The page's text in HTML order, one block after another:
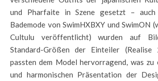
und Pharfaite in Szene gesetzt –
Bademode von SwimHXBXY und SwimON
Cultulu veröffentlicht) wurden auf
Standard-Größen der Einteiler
passten dem Model hervorragend, was zu
und harmonischen Präsentation der